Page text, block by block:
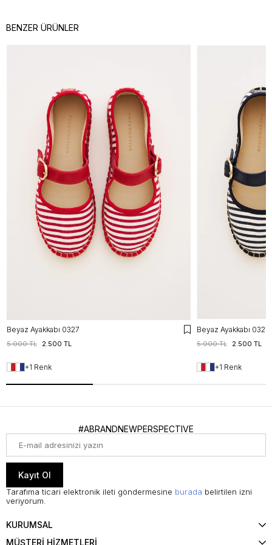
BENZER ÜRÜNLER
Beyaz Ayakkabı 0327
2.500 TL
5.000 TL
+1 Renk
Beyaz Ayakkabı 0327
2.500 TL
5.000 TL
+1 Renk
#ABRANDNEWPERSPECTIVE
Kayıt Ol
Tarafıma ticari elektronik ileti göndermesine burada belirtilen izni
veriyorum.
KURUMSAL
MÜŞTERİ HİZMETLERİ